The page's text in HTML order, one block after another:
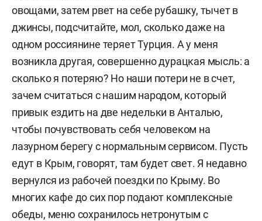
овощами, затем рвет на себе рубашку, тычет в
джинсы, подсчитайте, мол, сколько даже на
одном россиянине теряет Турция. А у меня
возникла другая, совершенно дурацкая мысль: а
сколько я потеряю? Но наши потери не в счет,
зачем считаться с нашим народом, который
привык ездить на две недельки в Анталью,
чтобы почувствовать себя человеком на
лазурном берегу с нормальным сервисом. Пусть
едут в Крым, говорят, там будет свет. Я недавно
вернулся из рабочей поездки по Крыму. Во
многих кафе до сих пор подают комплексные
обеды, меню сохранилось нетронутым с